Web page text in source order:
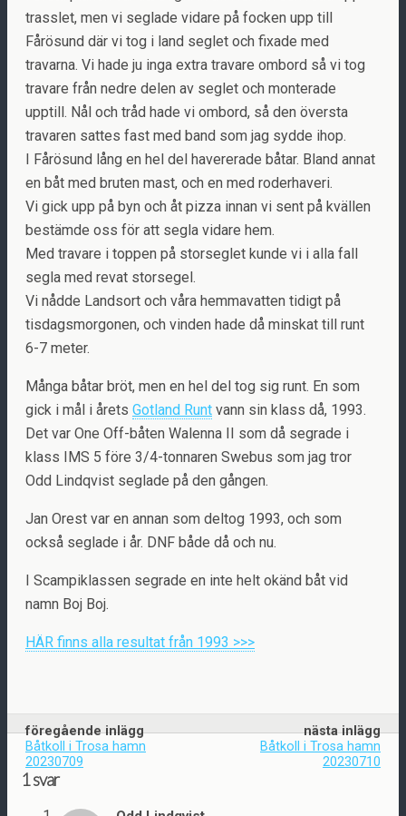
trasslet, men vi seglade vidare på focken upp till
Fårösund där vi tog i land seglet och fixade med
travarna. Vi hade ju inga extra travare ombord så vi tog
travare från nedre delen av seglet och monterade
upptill. Nål och tråd hade vi ombord, så den översta
travaren sattes fast med band som jag sydde ihop.
I Fårösund lång en hel del havererade båtar. Bland annat
en båt med bruten mast, och en med roderhaveri.
Vi gick upp på byn och åt pizza innan vi sent på kvällen
bestämde oss för att segla vidare hem.
Med travare i toppen på storseglet kunde vi i alla fall
segla med revat storsegel.
Vi nådde Landsort och våra hemmavatten tidigt på
tisdagsmorgonen, och vinden hade då minskat till runt
6-7 meter.
Många båtar bröt, men en hel del tog sig runt. En som
gick i mål i årets Gotland Runt vann sin klass då, 1993.
Det var One Off-båten Walenna II som då segrade i
klass IMS 5 före 3/4-tonnaren Swebus som jag tror
Odd Lindqvist seglade på den gången.
Jan Orest var en annan som deltog 1993, och som
också seglade i år. DNF både då och nu.
I Scampiklassen segrade en inte helt okänd båt vid
namn Boj Boj.
HÄR finns alla resultat från 1993 >>>
föregående inlägg
Båtkoll i Trosa hamn
20230709
nästa inlägg
Båtkoll i Trosa hamn
20230710
1 svar